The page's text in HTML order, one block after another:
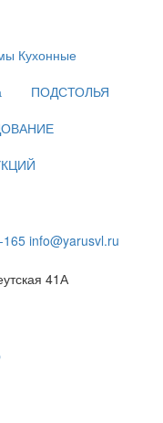
Кухонные
ПОДСТОЛЬЯ
165info@yarusvl.ru
41А